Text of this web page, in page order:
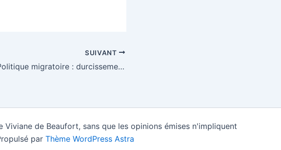
SUIVANT
Politique migratoire : durcissement européen ?
de Beaufort, sans que les opinions émises n'impliquent
par Thème WordPress Astra